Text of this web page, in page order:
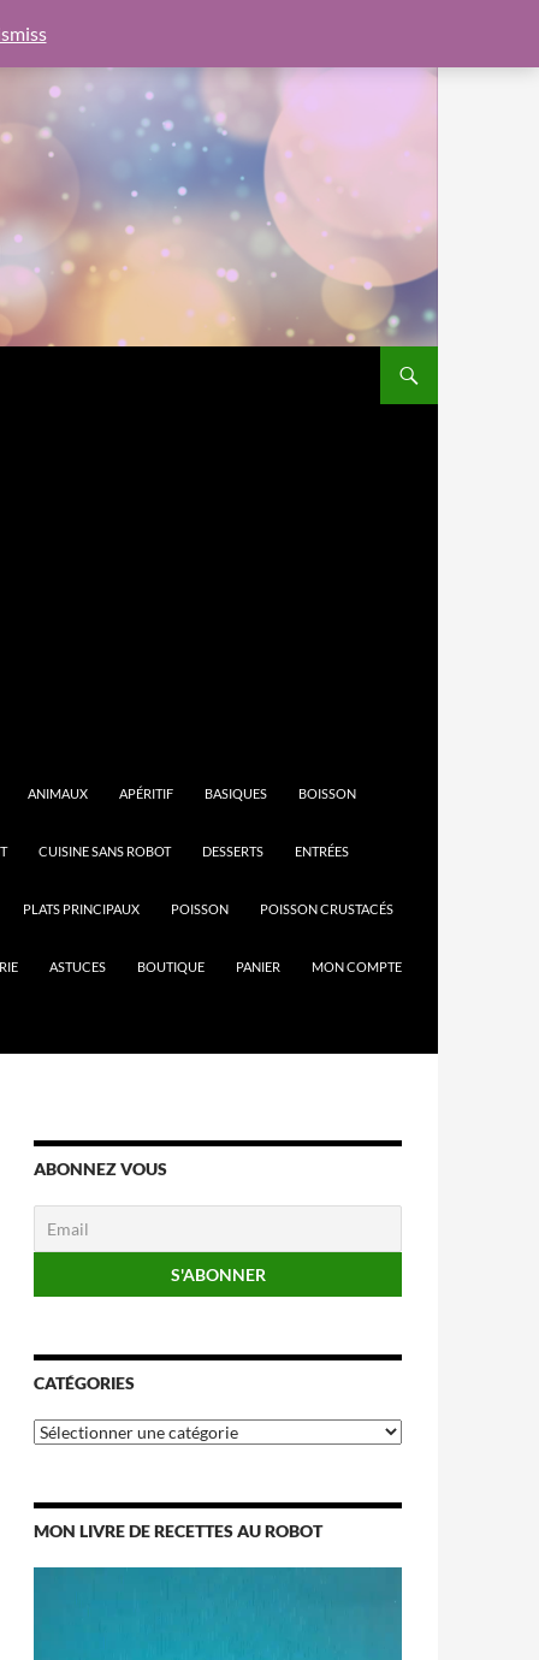
ANIMAUX APÉRITIF BASIQUES BOISSON
CUISINE SANS ROBOT DESSERTS ENTRÉES
PLATS PRINCIPAUX POISSON POISSON CRUSTACÉS
ASTUCES BOUTIQUE PANIER MON COMPTE
ABONNEZ VOUS
CATÉGORIES
Catégories
MON LIVRE DE RECETTES AU ROBOT